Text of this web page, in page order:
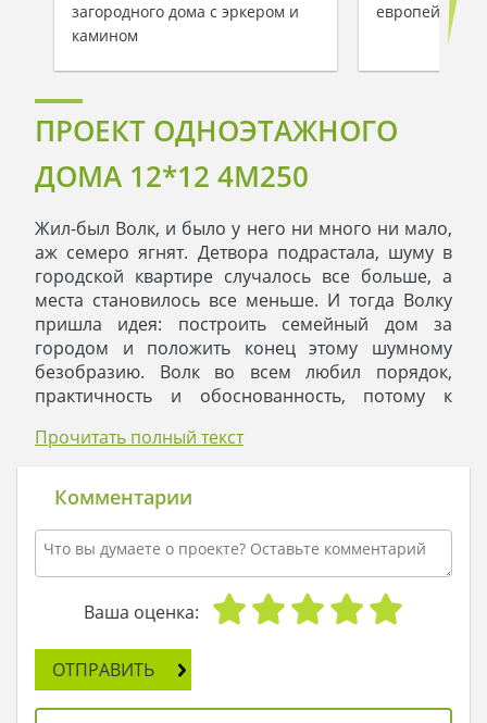
загородного дома с эркером и
камином
европейском
ПРОЕКТ ОДНОЭТАЖНОГО
ДОМА 12*12 4M250
Жил-был Волк, и было у него ни много ни мало,
аж семеро ягнят. Детвора подрастала, шуму в
городской квартире случалось все больше, а
места становилось все меньше. И тогда Волку
пришла идея: построить семейный дом за
городом и положить конец этому шумному
безобразию. Волк во всем любил порядок,
практичность и обоснованность, потому к
ответственностью. Он рассуждал так:
что дом нам нужен одноэтажный. Им бегать
удобнее, а мне спокойнее, что их лбы целыми
останутся. Порог сделаем низким: по той же
причине. А вот света в доме должно быть много:
Так за городом во владениях семейства
на кухне, чтоб Волку было удобнее за детворой
присматривать, пока та играет в свои игры на
лужайке.
Прочитать полный текст
Комментарии
Ваша оценка:
ОТПРАВИТЬ